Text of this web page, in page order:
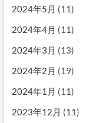
2024年5月 (11)
2024年4月 (11)
2024年3月 (13)
2024年2月 (19)
2024年1月 (11)
2023年12月 (11)